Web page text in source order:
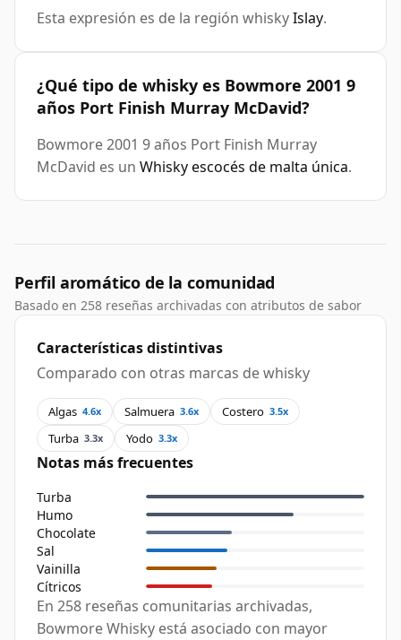
Esta expresión es de la región whiskyIslay.
¿Qué tipo de whisky es Bowmore 2001 9
años Port Finish Murray McDavid?
Bowmore 2001 9 años Port Finish Murray
McDavid es un Whisky escocés de malta única.
Perfil aromático de la comunidad
Basado en 258 reseñas archivadas con atributos de sabor
Características distintivas
Comparado con otras marcas de whisky
Algas 4.6x Salmuera 3.6x Costero 3.5x
Turba 3.3x Yodo 3.3x
Notas más frecuentes
Turba
Humo
Chocolate
Sal
Vainilla
Cítricos
En 258 reseñas comunitarias archivadas,
Bowmore Whisky está asociado con mayor